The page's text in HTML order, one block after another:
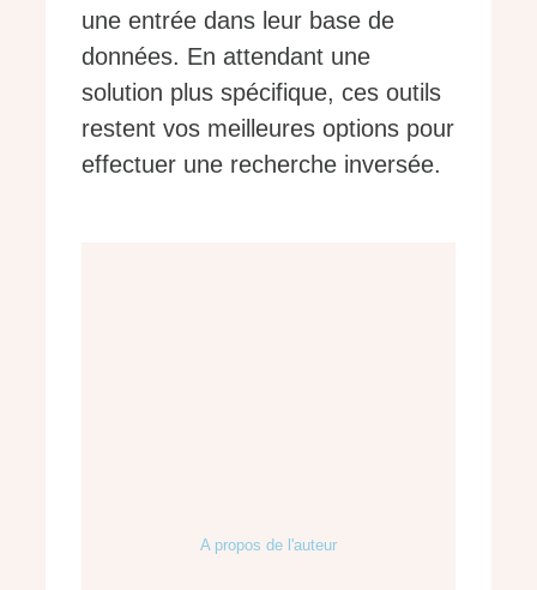
une entrée dans leur base de
données. En attendant une
solution plus spécifique, ces outils
restent vos meilleures options pour
effectuer une recherche inversée.
A propos de l'auteur